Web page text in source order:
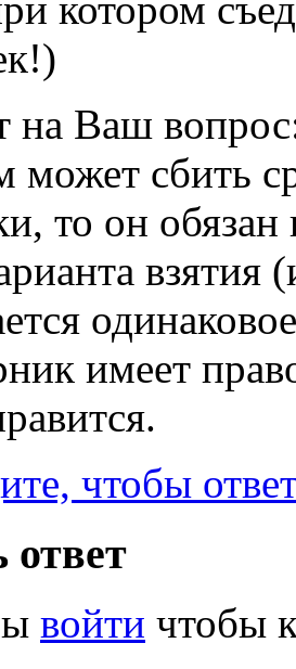
на Ваш
может сбить
то он обязан
взятия
имеет
чтобы
ответ
войти чтобы